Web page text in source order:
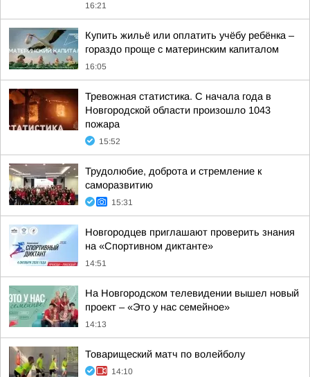
16:21
Купить жильё или оплатить учёбу ребёнка –
гораздо проще с материнским капиталом
16:05
Тревожная статистика. С начала года в
Новгородской области произошло 1043
пожара
15:52
Трудолюбие, доброта и стремление к
саморазвитию
15:31
Новгородцев приглашают проверить знания
на «Спортивном диктанте»
14:51
На Новгородском телевидении вышел новый
проект – «Это у нас семейное»
14:13
Товарищеский матч по волейболу
14:10